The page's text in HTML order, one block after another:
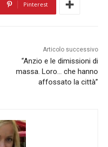
Pinterest
Articolo successivo
“Anzio e le dimissioni di
massa. Loro… che hanno
affossato la città”